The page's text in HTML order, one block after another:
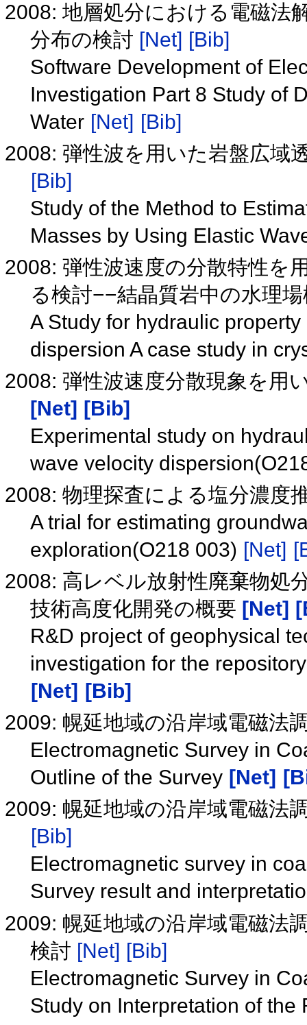
2008: 地層処分における電磁法
分布の検討 [Net] [Bib]
Software Development of
Investigation Part 8 Study of
Water [Net] [Bib]
2008: 弾性波を用いた岩盤広域
[Bib]
Study of the Method to
Masses by Using Elastic
2008: 弾性波速度の分散特性を
る検討−−結晶質岩中の水理
A Study for hydraulic
dispersion A case study in
2008: 弾性波速度分散現象を用
[Net] [Bib]
Experimental study on
wave velocity
2008: 物理探査による塩分濃度
A trial for estimating
exploration(O218 003) [Net]
2008: 高レベル放射性廃棄物処
技術高度化開発の概要 [Net]
R&D project of geophysical
investigation for the
[Net]
[Bib]
2009: 幌延地域の沿岸域電磁法
Electromagnetic Survey in
Outline of the Survey [Net]
2009: 幌延地域の沿岸域電磁法
[Bib]
Electromagnetic survey in
Survey result and
2009: 幌延地域の沿岸域電磁法
検討 [Net] [Bib]
Electromagnetic Survey in
Study on Interpretation of